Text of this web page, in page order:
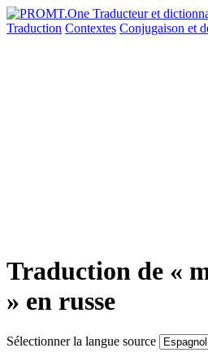
Traduction Contextes Conjugaison et
Traduction de «
» en russe
Sélectionner la langue source